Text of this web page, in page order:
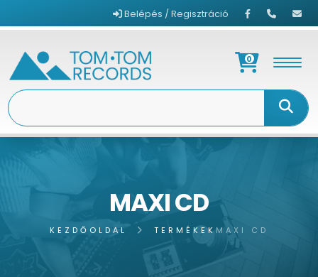
Belépés / Regisztráció
0
MAXI CD
KEZDŐOLDAL TERMÉKEKMAXI CD